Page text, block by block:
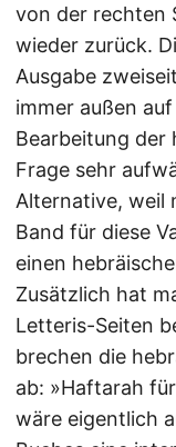
von der rechten
wieder zurück.
Ausgabe
immer außen
Bearbeitung der
Frage sehr
Alternative, weil
Band für diese
einen
Zusätzlich hat
Letteris-Seiten
brechen die
ab: »Haftarah
wäre eigentlich